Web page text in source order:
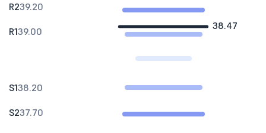
38.47
R239.20
R139.00
S138.20
S237.70